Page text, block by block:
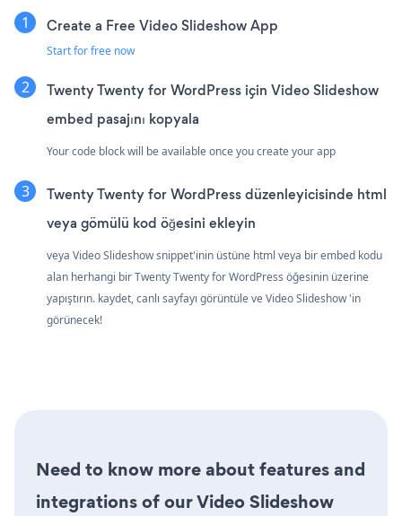
Create a Free Video Slideshow App
Start for free now
Twenty Twenty for WordPress için Video Slideshow
embed pasajını kopyala
Your code block will be available once you create your app
Twenty Twenty for WordPress düzenleyicisinde html
veya gömülü kod öğesini ekleyin
veya Video Slideshow snippet'inin üstüne html veya bir embed kodu
alan herhangi bir Twenty Twenty for WordPress öğesinin üzerine
yapıştırın. kaydet, canlı sayfayı görüntüle ve Video Slideshow 'in
görünecek!
Need to know more about features and
integrations of our Video Slideshow